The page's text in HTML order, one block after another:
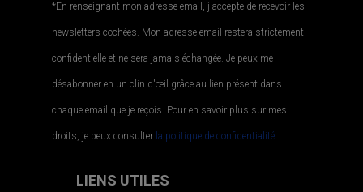
*En renseignant mon adresse email, j'accepte de recevoir les
newsletters cochées. Mon adresse email restera strictement
confidentielle et ne sera jamais échangée. Je peux me
désabonner en un clin d'œil grâce au lien présent dans
chaque email que je reçois. Pour en savoir plus sur mes
droits, je peux consulter la politique de confidentialité..
LIENS UTILES